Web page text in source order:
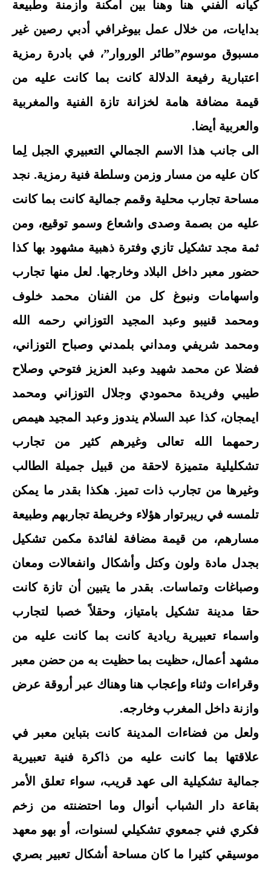
كيانه الفني هنا وهنا بين أمكنة وأزمنة وطبيعة
بدايات، من خلال عمل بيوغرافي أدبي رصين غير
مسبوق موسوم”طائر الوروار”، في بادرة رمزية
اعتبارية رفيعة الدلالة كانت بما كانت عليه من
قيمة مضافة هامة لخزانة تازة الفنية والمغربية
والعربية أيضا.
الى جانب هذا الاسم الجمالي التعبيري الجبل لِما
كان عليه من مسار وزمن وسلطة فنية رمزية. نجد
مساحة تجارب محلية وقمم جمالية كانت بما كانت
عليه من بصمة وصدى واشعاع وسمو توقيع، ومن
ثمة مجد تشكيل تازي وفترة ذهبية مشهود بها كذا
حضور معبر داخل البلاد وخارجها. لعل منها تجارب
واسهامات ونبوغ كل من الفنان محمد خلوف
ومحمد قنيبو وعبد المجيد التوزاني رحمه الله
ومحمد شريفي ومداني بلمدني وصباح التوزاني،
فضلا عن محمد شهيد وعبد العزيز فتوحي وصلاح
طيبي وفريدة محمودي وجلال التوزاني ومحمد
ايمجان، كذا عبد السلام يندوز وعبد المجيد هيمص
رحمهما الله تعالى وغيرهم كثير من تجارب
تشكليلية متميزة لاحقة من قبيل جميلة الطالب
وغيرها من تجارب ذات تميز. هكذا بقدر ما يمكن
تلمسه في ريبرتوار هؤلاء وخريطة تجاربهم وطبيعة
مسارهم، من قيمة مضافة لفائدة مكمن تشكيل
بجدل مادة ولون وكتل وأشكال وانفعالات ومعان
وصباغات وتماسات. بقدر ما يتبين أن تازة كانت
حقا مدينة تشكيل بامتياز، وحقلاً خصبا لتجارب
واسماء تعبيرية ريادية كانت بما كانت عليه من
مشهد أعمال، حظيت بما حظيت به من حضن معبر
وقراءات وثناء وإعجاب هنا وهناك عبر أروقة عرض
وازنة داخل المغرب وخارجه.
ولعل من فضاءات المدينة كانت بتباين معبر في
علاقتها بما كانت عليه من ذاكرة فنية تعبيرية
جمالية تشكيلية الى عهد قريب، سواء تعلق الأمر
بقاعة دار الشباب أنوال وما احتضنته من زخم
فكري فني جمعوي تشكيلي لسنوات، أو بهو معهد
موسيقي كثيرا ما كان مساحة أشكال تعبير بصري